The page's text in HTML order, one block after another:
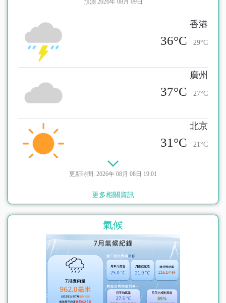
預測 2026年 08月 09日
香港
36°C 29°C
廣州
37°C 27°C
北京
31°C 21°C
35°C
33°C
更新時間: 2026年 08月 08日 19:01
更多相關資訊
氣候